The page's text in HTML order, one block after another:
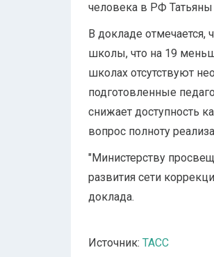
человека в РФ
В докладе
школы, что на 19
школах отсутствуют
подготовленные
снижает доступность
вопрос полноту
"Министерству
развития сети
доклада.
Источник: ТАСС